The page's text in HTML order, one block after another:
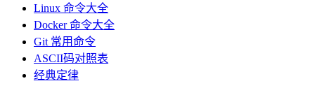
Linux 命令大全
Docker 命令大全
Git 常用命令
ASCII码对照表
经典定律